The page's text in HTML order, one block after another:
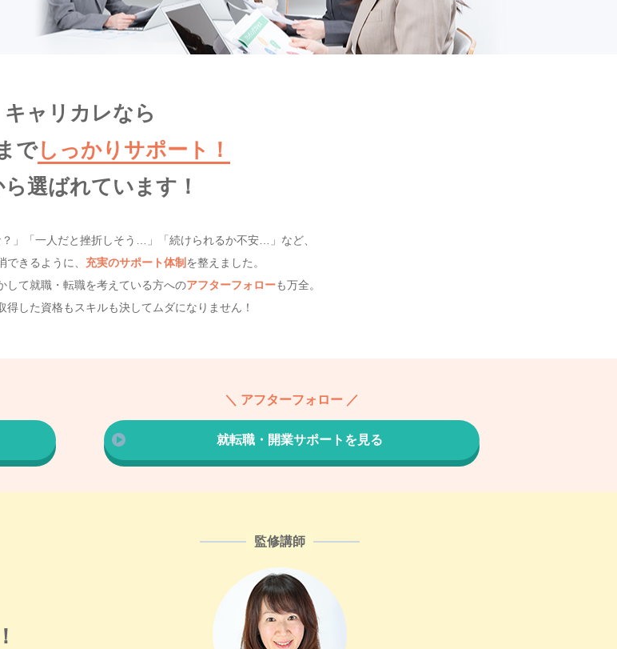
キャリカレなら
でしっかりサポート！
選ばれています！
？」「一人だと挫折しそう…」「続けられるか不安…」など、
きるように、 充実のサポート体制 を整えました。
して就職・転職を考えている方へのアフターフォローも万全。
得した資格もスキルも決してムダになりません！
＼ アフターフォロー ／
就転職・開業サポートを見る
監修講師